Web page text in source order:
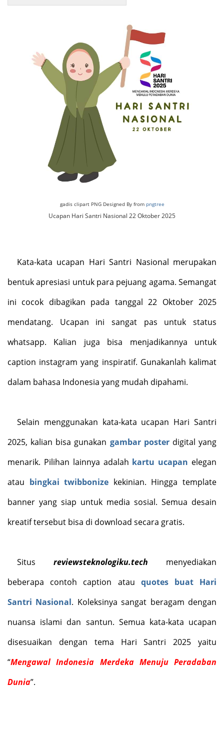
gadis clipart PNG Designed By from pngtree
Ucapan Hari Santri Nasional 22 Oktober 2025
Kata-kata ucapan Hari Santri Nasional merupakan
bentuk apresiasi untuk para pejuang agama. Semangat
ini cocok dibagikan pada tanggal 22 Oktober 2025
mendatang. Ucapan ini sangat pas untuk status
whatsapp. Kalian juga bisa menjadikannya untuk
caption instagram yang inspiratif. Gunakanlah kalimat
dalam bahasa Indonesia yang mudah dipahami.
Selain menggunakan kata-kata ucapan Hari Santri
2025, kalian bisa gunakan gambar posterdigital yang
menarik. Pilihan lainnya adalah kartu ucapan elegan
atau bingkai twibbonize kekinian. Hingga template
banner yang siap untuk media sosial. Semua desain
kreatif tersebut bisa di download secara gratis.
Situs reviewsteknologiku.tech menyediakan
beberapa contoh caption atau quotes buat Hari
Santri Nasional. Koleksinya sangat beragam dengan
nuansa islami dan santun. Semua kata-kata ucapan
disesuaikan dengan tema Hari Santri 2025 yaitu
“Mengawal Indonesia Merdeka Menuju Peradaban
Dunia”.